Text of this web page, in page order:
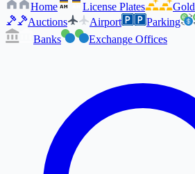
Home AM License Plates Gold
Auctions
Airport Parking
Banks
Exchange Offices